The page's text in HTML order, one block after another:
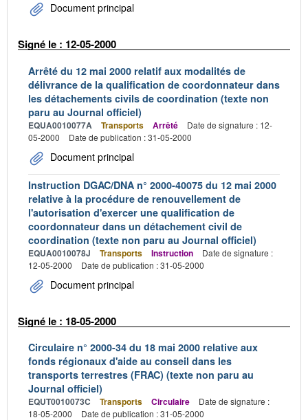
Document principal
Signé le : 12-05-2000
Arrêté du 12 mai 2000 relatif aux modalités de
délivrance de la qualification de coordonnateur dans
les détachements civils de coordination (texte non
paru au Journal officiel)
EQUA0010077A Transports Arrêté
Date de signature : 12-
05-2000
Date de publication : 31-05-2000
Document principal
Instruction DGAC/DNA n° 2000-40075 du 12 mai 2000
relative à la procédure de renouvellement de
l'autorisation d'exercer une qualification de
coordonnateur dans un détachement civil de
coordination (texte non paru au Journal officiel)
EQUA0010078J Transports Instruction
Date de signature :
12-05-2000
Date de publication : 31-05-2000
Document principal
Signé le : 18-05-2000
Circulaire n° 2000-34 du 18 mai 2000 relative aux
fonds régionaux d'aide au conseil dans les
transports terrestres (FRAC) (texte non paru au
Journal officiel)
EQUT0010073C Transports Circulaire
Date de signature :
18-05-2000
Date de publication : 31-05-2000